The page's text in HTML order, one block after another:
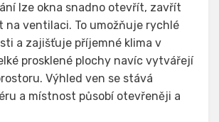
lze okna snadno otevřít, zavřít
t na ventilaci. To umožňuje rychlé
a zajišťuje příjemné klima v
prosklené plochy navíc vytvářejí
Výhled ven se stává
a místnost působí otevřeněji a